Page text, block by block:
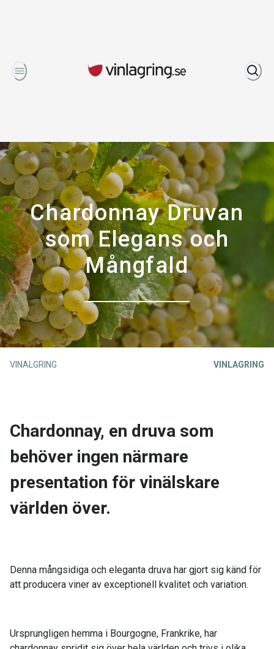
Chardonnay Druvan
som Elegans och
Mångfald
VINALGRING VINLAGRING
Chardonnay, en druva som
behöver ingen närmare
presentation för vinälskare
världen över.
Denna mångsidiga och eleganta druva har gjort sig känd för
att producera viner av exceptionell kvalitet och variation.
Ursprungligen hemma i Bourgogne, Frankrike, har